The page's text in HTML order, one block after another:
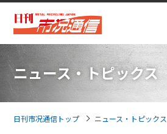
ニュース・トピックス
日刊市况通信トップ ニュース・トピックス